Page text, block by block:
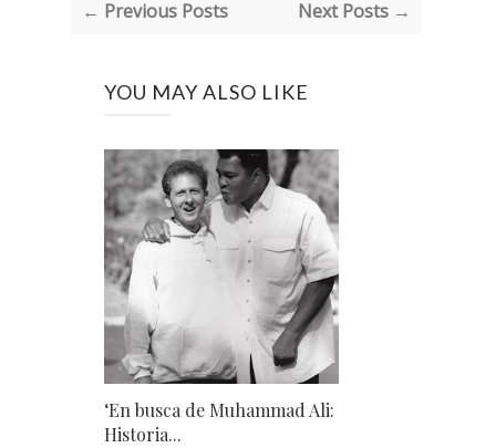
← Previous Posts Next Posts →
YOU MAY ALSO LIKE
‘En busca de Muhammad Ali:
Historia...